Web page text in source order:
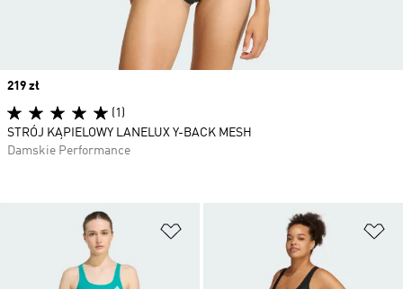
Dodaj do listy życzeń
Price
219 zł
(1)
STRÓJ KĄPIELOWY LANELUX Y-BACK MESH
Damskie Performance